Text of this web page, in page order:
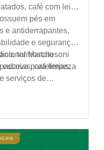
café com leite
pés em
e antiderrapantes,
e segurança.
termostato
escova para limpeza
Marchesoni
cafeterias,
serviços de